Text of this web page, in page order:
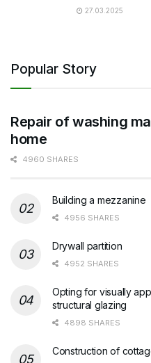
27.03.2025
Popular Story
Repair of washing
home
4960 SHARES
Building a mezzanine
4956 SHARES
Drywall partition
4952 SHARES
Opting for visually
structural glazing
4898 SHARES
Construction of